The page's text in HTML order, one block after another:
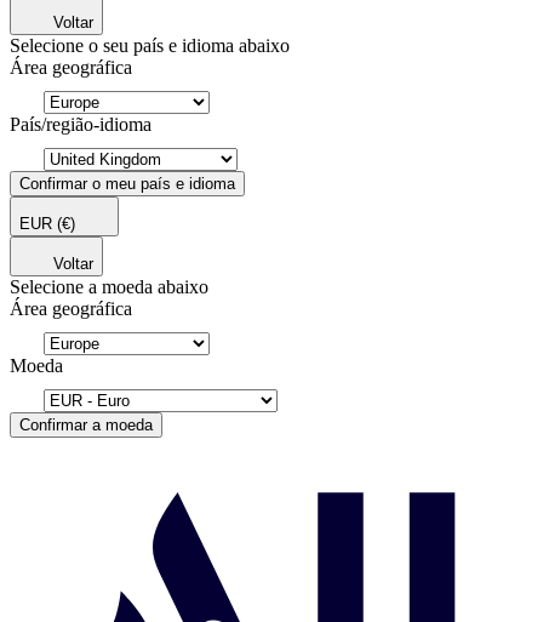
Voltar
Selecione o seu país e idioma abaixo
Área geográfica
País/região-idioma
Confirmar o meu país e idioma
EUR (€)
Voltar
Selecione a moeda abaixo
Área geográfica
Moeda
Confirmar a moeda